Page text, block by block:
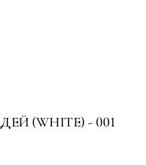
(WHITE) - 001